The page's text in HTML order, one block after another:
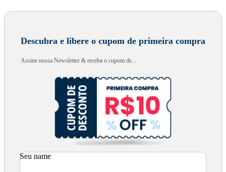
Descubra e libere o cupom de primeira compra
Assine nossa Newsletter & receba o cupom de...
Seu name